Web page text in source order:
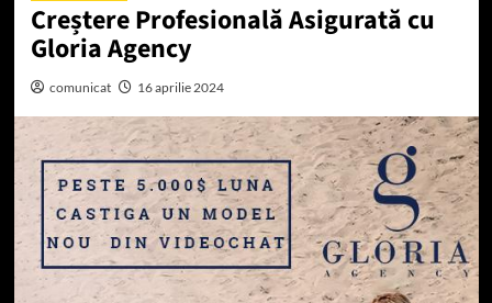
Creștere Profesională Asigurată cu
Gloria Agency
comunicat 16 aprilie 2024